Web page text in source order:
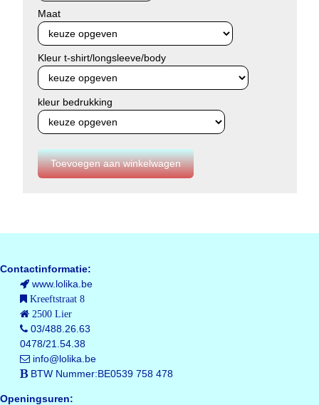
Maat
Kleur t-shirt/longsleeve/body
kleur bedrukking
Contactinformatie:
www.lolika.be
Kreeftstraat 8
2500 Lier
03/488.26.63
0478/21.54.38
info@lolika.be
BTW Nummer:BE0539 758 478
Openingsuren: